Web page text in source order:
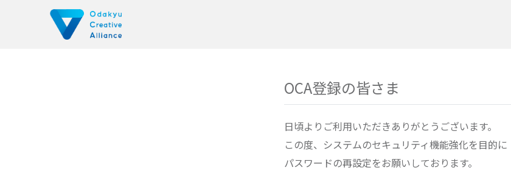
OCA登録の皆さま
日頃よりご利用いただきありがとうございます。
この度、システムのセキュリティ機能強化を目的に
パスワードの再設定をお願いしております。